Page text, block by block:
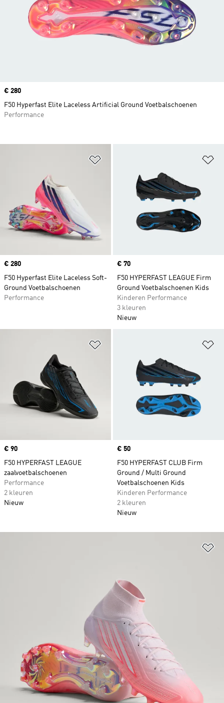
Price
€ 280
F50 Hyperfast Elite Laceless Soft-
Ground Voetbalschoenen
Performance
Price
€ 70
F50 HYPERFAST LEAGUE Firm
Ground Voetbalschoenen Kids
Kinderen Performance
3 kleuren
Nieuw
Price
€ 90
F50 HYPERFAST LEAGUE
zaalvoetbalschoenen
Performance
2 kleuren
Nieuw
Price
€ 50
F50 HYPERFAST CLUB Firm
Ground / Multi Ground
Voetbalschoenen Kids
Kinderen Performance
2 kleuren
Nieuw
Price
€ 280
F50 Hyperfast Elite Laceless Artificial Ground Voetbalschoenen
Performance